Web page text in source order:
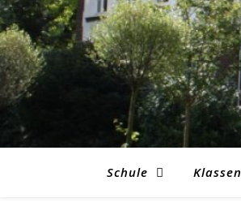
Schule Klassen